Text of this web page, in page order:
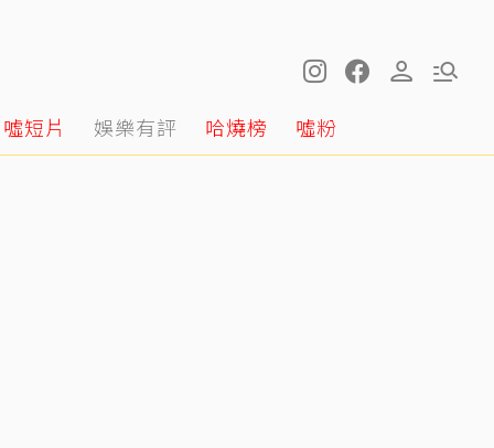
噓短片 娛樂有評 哈燒榜 噓粉